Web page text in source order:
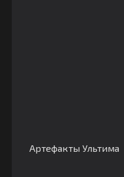
Артефакты Ультима